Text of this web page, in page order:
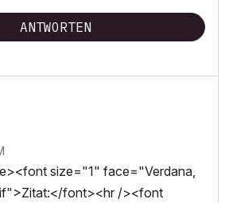
ANTWORTEN
size="1" face="Verdana,
font><hr /><font